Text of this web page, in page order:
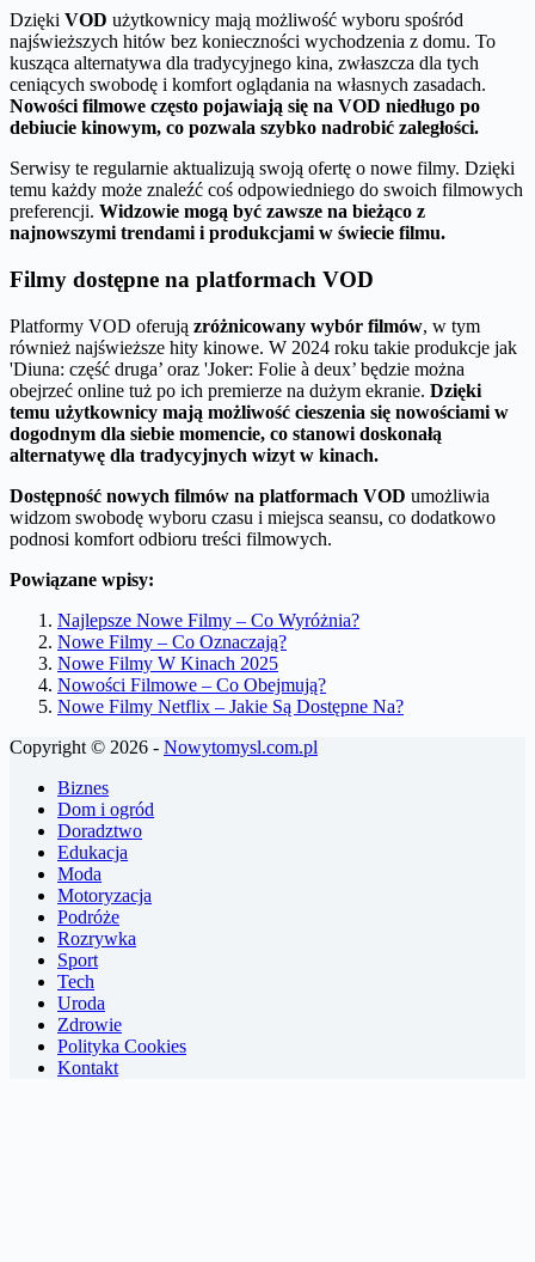
Dzięki VOD użytkownicy mają możliwość wyboru spośród
najświeższych hitów bez konieczności wychodzenia z domu. To
kusząca alternatywa dla tradycyjnego kina, zwłaszcza dla tych
ceniących swobodę i komfort oglądania na własnych zasadach.
Nowości filmowe często pojawiają się na VOD niedługo po
debiucie kinowym, co pozwala szybko nadrobić zaległości.
Serwisy te regularnie aktualizują swoją ofertę o nowe filmy. Dzięki
temu każdy może znaleźć coś odpowiedniego do swoich filmowych
preferencji. Widzowie mogą być zawsze na bieżąco z
najnowszymi trendami i produkcjami w świecie filmu.
Filmy dostępne na platformach VOD
Platformy VOD oferują zróżnicowany wybór filmów, w tym
również najświeższe hity kinowe. W 2024 roku takie produkcje jak
'Diuna: część druga’ oraz 'Joker: Folie à deux’ będzie można
obejrzeć online tuż po ich premierze na dużym ekranie. Dzięki
temu użytkownicy mają możliwość cieszenia się nowościami w
dogodnym dla siebie momencie, co stanowi doskonałą
alternatywę dla tradycyjnych wizyt w kinach.
Dostępność nowych filmów na platformach VOD umożliwia
widzom swobodę wyboru czasu i miejsca seansu, co dodatkowo
podnosi komfort odbioru treści filmowych.
Powiązane wpisy:
Najlepsze Nowe Filmy – Co Wyróżnia?
Nowe Filmy – Co Oznaczają?
Nowe Filmy W Kinach 2025
Nowości Filmowe – Co Obejmują?
Nowe Filmy Netflix – Jakie Są Dostępne Na?
Copyright © 2026 - Nowytomysl.com.pl
Biznes
Dom i ogród
Doradztwo
Edukacja
Moda
Motoryzacja
Podróże
Rozrywka
Sport
Tech
Uroda
Zdrowie
Polityka Cookies
Kontakt